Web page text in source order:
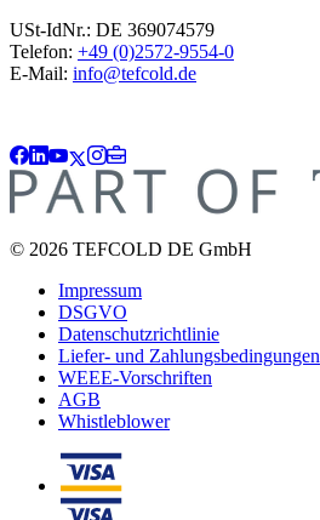
USt-IdNr.: DE 369074579
Telefon: +49 (0)2572-9554-0
E-Mail: info@tefcold.de
© 2026 TEFCOLD DE GmbH
Impressum
DSGVO
Datenschutzrichtlinie
Liefer- und Zahlungsbedingungen
WEEE-Vorschriften
AGB
Whistleblower